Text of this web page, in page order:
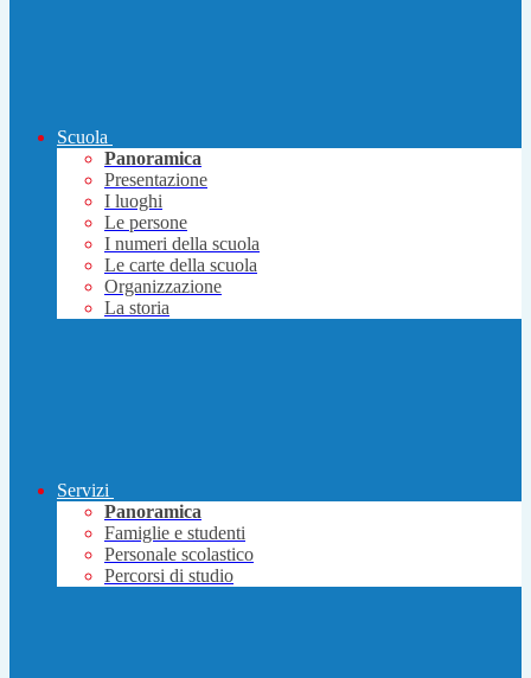
Scuola
Panoramica
Presentazione
I luoghi
Le persone
I numeri della scuola
Le carte della scuola
Organizzazione
La storia
Servizi
Panoramica
Famiglie e studenti
Personale scolastico
Percorsi di studio